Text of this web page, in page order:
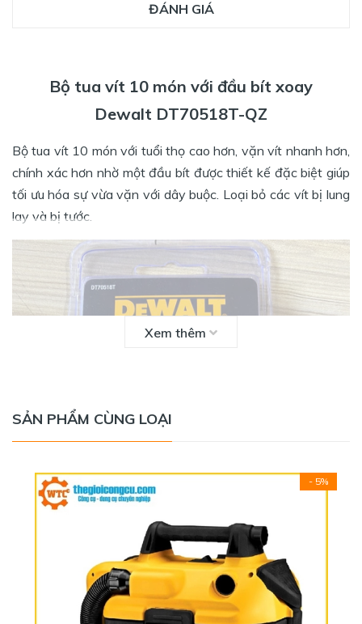
ĐÁNH GIÁ
Bộ tua vít 10 món với đầu bít xoay
Dewalt DT70518T-QZ
Bộ tua vít 10 món với tuổi thọ cao hơn, vặn vít nhanh hơn,
chính xác hơn nhờ một đầu bít được thiết kế đặc biệt giúp
tối ưu hóa sự vừa vặn với dây buộc. Loại bỏ các vít bị lung
lay và bị tước.
Xem thêm
SẢN PHẨM CÙNG LOẠI
- 5%